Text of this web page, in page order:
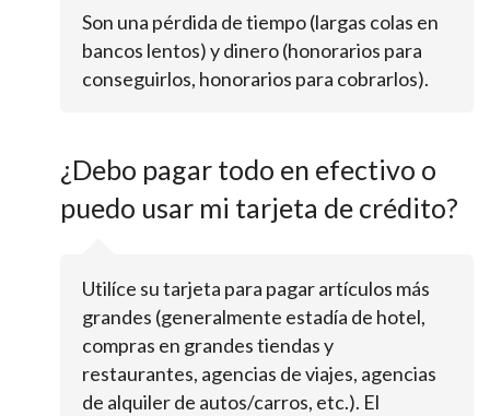
Son una pérdida de tiempo (largas colas en
bancos lentos) y dinero (honorarios para
conseguirlos, honorarios para cobrarlos).
¿Debo pagar todo en efectivo o
puedo usar mi tarjeta de crédito?
Utilíce su tarjeta para pagar artículos más
grandes (generalmente estadía de hotel,
compras en grandes tiendas y
restaurantes, agencias de viajes, agencias
de alquiler de autos/carros, etc.). El